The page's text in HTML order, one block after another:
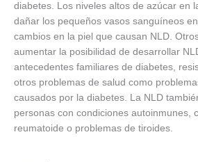
diabetes. Los niveles altos de azúcar en
dañar los pequeños vasos sanguíneos
cambios en la piel que causan NLD.
aumentar la posibilidad de desarrollar
antecedentes familiares de diabetes,
otros problemas de salud como
causados por la diabetes. La NLD
personas con condiciones autoinmunes,
reumatoide o problemas de tiroides.